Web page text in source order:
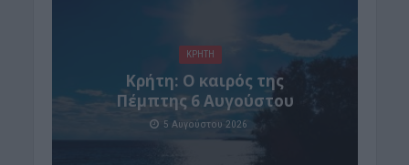
ΚΡΗΤΗ
Κρήτη: Ο καιρός της
Πέμπτης 6 Αυγούστου
5 Αυγούστου 2026